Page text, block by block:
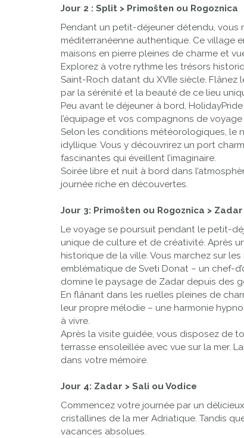
Jour 2 : Split > Primošten ou Rogoznica
Pendant un petit-déjeuner détendu, vous
méditerranéenne authentique. Ce village
maisons en pierre pleines de charme et
Explorez à votre rythme les trésors
Saint-Roch datant du XVIIe siècle.
par la sérénité et la beauté de ce lieu
Peu avant le déjeuner à bord,
l’équipage et vos compagnons de
Selon les conditions météorologiques, le
idyllique. Vous y découvrirez un port
fascinantes qui éveillent l’imaginaire.
Soirée libre et nuit à bord dans
journée riche en découvertes.
Jour 3: Primošten ou Rogoznica > Zadar
Le voyage se poursuit pendant le petit-
unique de culture et de créativité. Après
historique de la ville. Vous marchez sur
emblématique de Sveti Donat – un chef-
domine le paysage de Zadar depuis des
En flânant dans les ruelles pleines de
leur propre mélodie – une harmonie
à vivre.
Après la visite guidée, vous disposez de
terrasse ensoleillée avec vue sur la mer.
dans votre mémoire.
Jour 4: Zadar > Sali ou Vodice
Commencez votre journée par un
cristallines de la mer Adriatique. Tandis
vacances absolues.